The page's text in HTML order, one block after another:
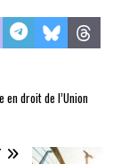
droit de l’Union